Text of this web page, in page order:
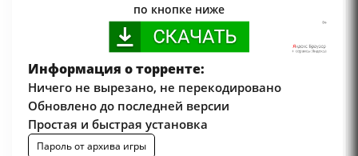
по кнопке ниже
Информация о торренте:
Ничего не вырезано, не перекодировано
Обновлено до последней версии
Простая и быстрая установка
Пароль от архива игры